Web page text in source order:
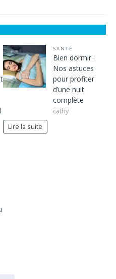
SANTÉ
Bien dormir :
Nos astuces
pour profiter
d’une nuit
complète
cathy
Lire la suite